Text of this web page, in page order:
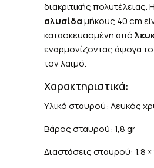
διακριτικής πολυτέλειας. Η
αλυσίδαμήκους 40 cm
κατασκευασμένη από
εναρμονίζοντας άψογα
τον λαιμό.
Χαρακτηριστικά:
Υλικό σταυρού: Λευκός
Βάρος σταυρού: 1,8 gr
Διαστάσεις σταυρού: 1,8 ×